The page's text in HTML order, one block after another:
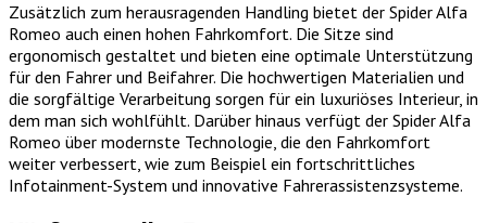
Zusätzlich zum herausragenden Handling bietet der Spider Alfa
Romeo auch einen hohen Fahrkomfort. Die Sitze sind
ergonomisch gestaltet und bieten eine optimale Unterstützung
für den Fahrer und Beifahrer. Die hochwertigen Materialien und
die sorgfältige Verarbeitung sorgen für ein luxuriöses Interieur, in
dem man sich wohlfühlt. Darüber hinaus verfügt der Spider Alfa
Romeo über modernste Technologie, die den Fahrkomfort
weiter verbessert, wie zum Beispiel ein fortschrittliches
Infotainment-System und innovative Fahrerassistenzsysteme.